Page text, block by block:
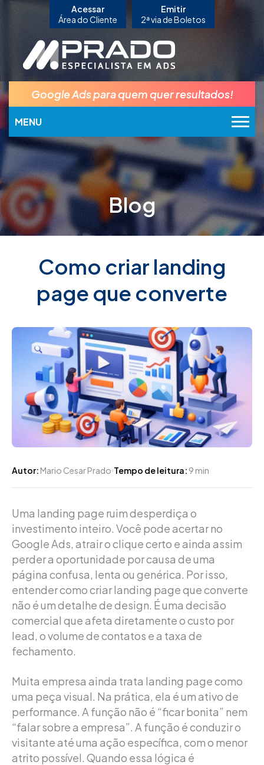
Acessar
Área do Cliente
Emitir
2ª via de Boletos
Google Ads para quem quer resultados!
MENU
Blog
Como criar landing
page que converte
Autor: Mario Cesar Prado Tempo de leitura: 9 min
Uma landing page ruim desperdiça o
investimento inteiro. Você pode acertar no
Google Ads, atrair o clique certo e ainda assim
perder a oportunidade por causa de uma
página confusa, lenta ou genérica. Por isso,
entender como criar landing page que converte
não é um detalhe de design. É uma decisão
comercial que afeta diretamente o custo por
lead, o volume de contatos e a taxa de
fechamento.
Muita empresa ainda trata landing page como
uma peça visual. Na prática, ela é um ativo de
performance. A função não é “ficar bonita” nem
“falar sobre a empresa”. A função é conduzir o
visitante até uma ação específica, com o menor
atrito possível. Quando essa lógica é